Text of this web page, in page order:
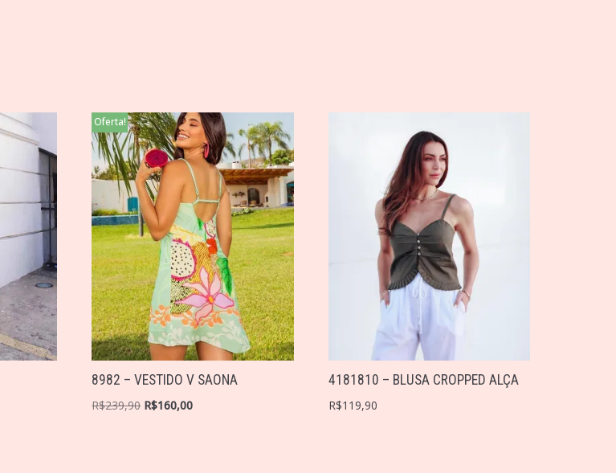
Oferta!
8982 – VESTIDO V SAONA
R$239,90 R$160,00
4181810 – BLUSA CROPPED ALÇA
R$119,90